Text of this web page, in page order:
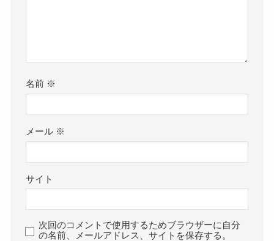
名前 ※
メール ※
サイト
次回のコメントで使用するためブラウザーに自分
の名前、メールアドレス、サイトを保存する。